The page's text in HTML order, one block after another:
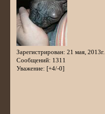
Зарегистрирован: 21 мая, 2013г.
Сообщений: 1311
Уважение: [+4/-0]